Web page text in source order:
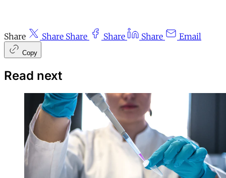
Share Share Share Share Share Email
Copy
Read next